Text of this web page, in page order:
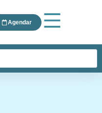
Agendar